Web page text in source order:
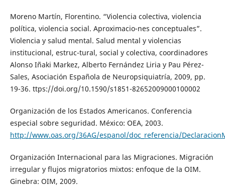
Moreno Martín, Florentino. “Violencia colectiva, violencia
política, violencia social. Aproximacio-nes conceptuales”.
Violencia y salud mental. Salud mental y violencias
institucional, estruc-tural, social y colectiva, coordinadores
Alonso Iñaki Markez, Alberto Fernández Liria y Pau Pérez-
Sales, Asociación Española de Neuropsiquiatría, 2009, pp.
19-36. ttps://doi.org/10.1590/s1851-82652009000100002
Organización de los Estados Americanos. Conferencia
especial sobre seguridad. México: OEA, 2003.
http://www.oas.org/36AG/espanol/doc_referencia/
Organización Internacional para las Migraciones. Migración
irregular y flujos migratorios mixtos: enfoque de la OIM.
Ginebra: OIM, 2009.